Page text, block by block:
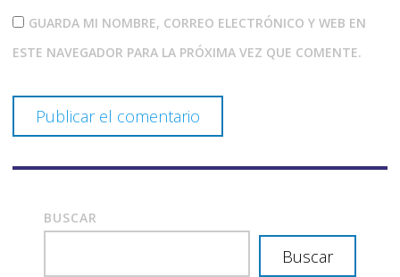
GUARDA MI NOMBRE, CORREO ELECTRÓNICO Y WEB EN
ESTE NAVEGADOR PARA LA PRÓXIMA VEZ QUE COMENTE.
BUSCAR
Buscar